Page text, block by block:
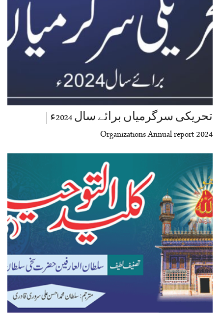
تحریکی سرگرمیاں برائے سال 2024ء |
Organizations Annual report 2024